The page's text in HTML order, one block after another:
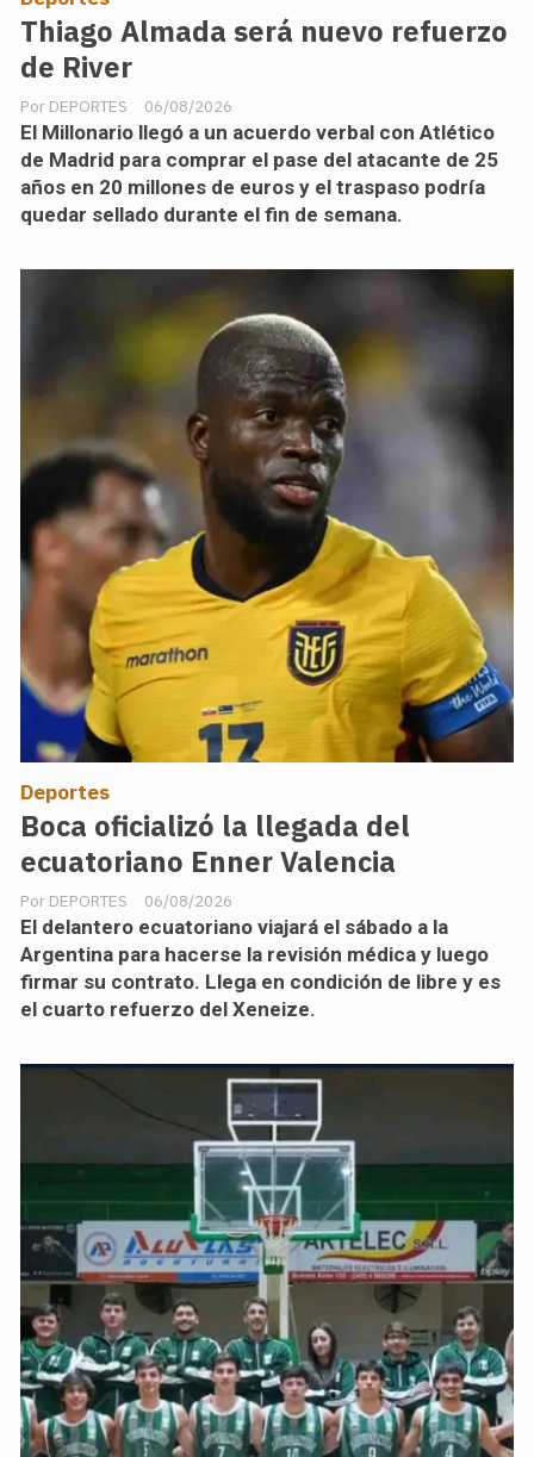
Thiago Almada será nuevo refuerzo
de River
DEPORTES 06/08/2026
El Millonario llegó a un acuerdo verbal con Atlético
de Madrid para comprar el pase del atacante de 25
años en 20 millones de euros y el traspaso podría
quedar sellado durante el fin de semana.
Boca oficializó la llegada del
ecuatoriano Enner Valencia
DEPORTES
Deportes
06/08/2026
El delantero ecuatoriano viajará el sábado a la
Argentina para hacerse la revisión médica y luego
firmar su contrato. Llega en condición de libre y es
el cuarto refuerzo del Xeneize.